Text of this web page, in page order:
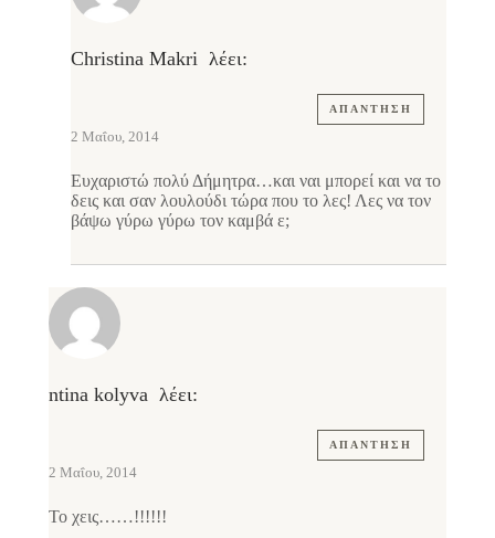
Christina Makri λέει:
ΑΠΆΝΤΗΣΗ
2 Μαΐου, 2014
Ευχαριστώ πολύ Δήμητρα…και ναι μπορεί και να το
δεις και σαν λουλούδι τώρα που το λες! Λες να τον
βάψω γύρω γύρω τον καμβά ε;
ntina kolyva λέει:
ΑΠΆΝΤΗΣΗ
2 Μαΐου, 2014
Το χεις……!!!!!!